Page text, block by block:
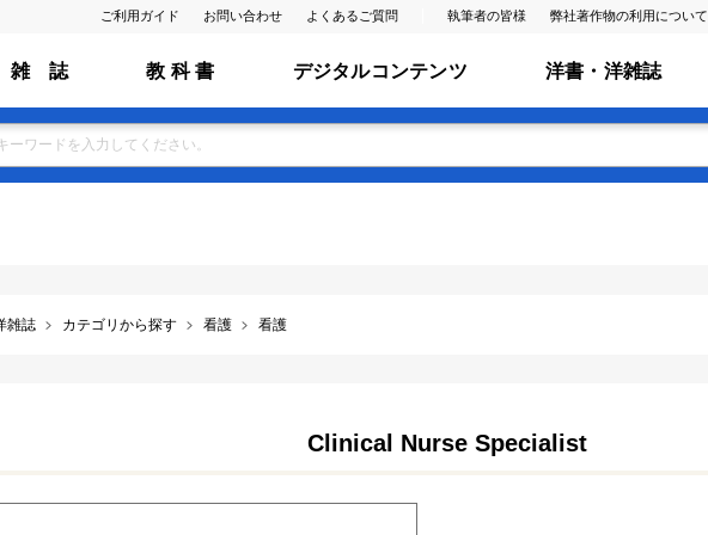
ご利用ガイド お問い合わせ よくあるご質問 執筆者の皆様 弊社著作物の利用について
雑 誌 教 科 書 デジタルコンテンツ 洋書・洋雑誌
雑誌 カテゴリから探す 看護 看護
Clinical Nurse Specialist